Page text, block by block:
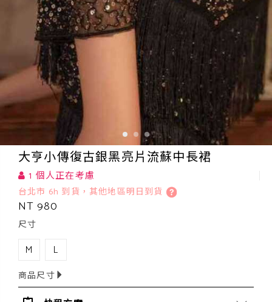
大亨小傳復古銀黑亮片流蘇中長裙
1 個人正在考慮
台北市 6h 到貨，其他地區明日到貨
NT 980
尺寸
M L
商品尺寸